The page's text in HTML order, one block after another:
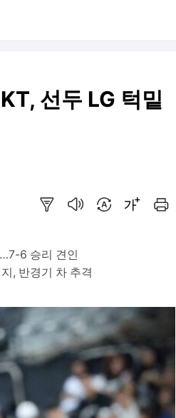
선두 LG 턱밑
6 승리 견인
, 반경기 차 추격